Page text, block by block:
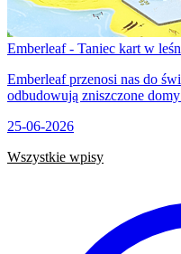
Emberleaf - Taniec kart w
Emberleaf przenosi nas do
odbudowują zniszczone
25-06-2026
Wszystkie wpisy